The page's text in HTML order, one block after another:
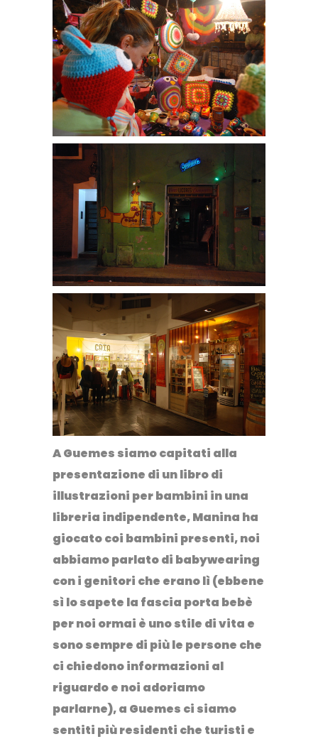
A Guemes siamo capitati alla
presentazione di un libro di
illustrazioni per bambini in una
libreria indipendente, Manina ha
giocato coi bambini presenti, noi
abbiamo parlato di babywearing
con i genitori che erano lì (ebbene
sì lo sapete la fascia porta bebè
per noi ormai è uno stile di vita e
sono sempre di più le persone che
ci chiedono informazioni al
riguardo e noi adoriamo
parlarne), a Guemes ci siamo
sentiti più residenti che turisti e